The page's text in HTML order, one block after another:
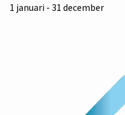
1 januari - 31 december